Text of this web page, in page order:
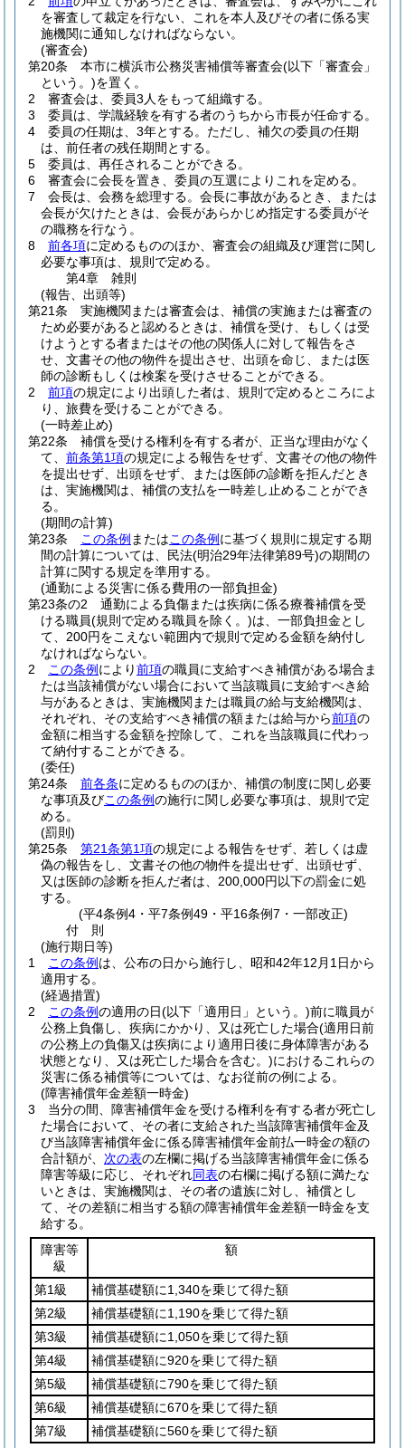
を審査して裁定を行ない、これを本人及びその者に係る実
施機関に通知しなければならない。
(審査会)
第20条
本市に横浜市公務災害補償等審査会(以下「審査会」
という。)を置く。
2
審査会は、委員3人をもって組織する。
3
委員は、学識経験を有する者のうちから市長が任命する。
4
委員の任期は、3年とする。 ただし、補欠の委員の任期
は、前任者の残任期間とする。
5
委員は、再任されることができる。
6
審査会に会長を置き、委員の互選によりこれを定める。
7
会長は、会務を総理する。 会長に事故があるとき、または
会長が欠けたときは、会長があらかじめ指定する委員がそ
の職務を行なう。
8
前各項に定めるもののほか、審査会の組織及び運営に関し
必要な事項は、規則で定める。
第4章
雑則
(報告、出頭等)
第21条
実施機関または審査会は、補償の実施または審査の
ため必要があると認めるときは、補償を受け、もしくは受
けようとする者またはその他の関係人に対して報告をさ
せ、文書その他の物件を提出させ、出頭を命じ、または医
師の診断もしくは検案を受けさせることができる。
2
前項の規定により出頭した者は、規則で定めるところによ
り、旅費を受けることができる。
(一時差止め)
第22条
補償を受ける権利を有する者が、正当な理由がなく
て、 前条第1項の規定による報告をせず、文書その他の物件
を提出せず、出頭をせず、または医師の診断を拒んだとき
は、実施機関は、補償の支払を一時差し止めることができ
る。
(期間の計算)
第23条
この条例 またはこの条例 に基づく規則に規定する期
間の計算については、民法(明治29年法律第89号)の期間の
計算に関する規定を準用する。
(通勤による災害に係る費用の一部負担金)
第23条の2
通勤による負傷または疾病に係る療養補償を受
ける職員(規則で定める職員を除く。)は、一部負担金とし
て、200円をこえない範囲内で規則で定める金額を納付し
なければならない。
2
この条例 により前項の職員に支給すべき補償がある場合ま
たは当該補償がない場合において当該職員に支給すべき給
与があるときは、実施機関または職員の給与支給機関は、
それぞれ、その支給すべき補償の額または給与から前項の
金額に相当する金額を控除して、これを当該職員に代わっ
て納付することができる。
(委任)
第24条
前各条に定めるもののほか、補償の制度に関し必要
な事項及びこの条例の施行に関し必要な事項は、規則で定
める。
(罰則)
第25条
第21条第1項の規定による報告をせず、若しくは虚
偽の報告をし、文書その他の物件を提出せず、出頭せず、
又は医師の診断を拒んだ者は、200,000円以下の罰金に処
する。
(平4条例4・平7条例49・平16条例7・一部改正)
付 則
(施行期日等)
1
この条例 は、公布の日から施行し、昭和42年12月1日から
適用する。
(経過措置)
2
この条例の適用の日(以下「適用日」という。)前に職員が
公務上負傷し、疾病にかかり、又は死亡した場合(適用日前
の公務上の負傷又は疾病により適用日後に身体障害がある
状態となり、又は死亡した場合を含む。)におけるこれらの
災害に係る補償等については、なお従前の例による。
(障害補償年金差額一時金)
3
当分の間、障害補償年金を受ける権利を有する者が死亡し
た場合において、その者に支給された当該障害補償年金及
び当該障害補償年金に係る障害補償年金前払一時金の額の
合計額が、 次の表の左欄に掲げる当該障害補償年金に係る
障害等級に応じ、それぞれ同表の右欄に掲げる額に満たな
いときは、実施機関は、その者の遺族に対し、補償とし
て、その差額に相当する額の障害補償年金差額一時金を支
給する。
障害等
級
額
第1級
補償基礎額に1,340を乗じて得た額
第2級
補償基礎額に1,190を乗じて得た額
第3級
補償基礎額に1,050を乗じて得た額
第4級
補償基礎額に920を乗じて得た額
第5級
補償基礎額に790を乗じて得た額
第6級
補償基礎額に670を乗じて得た額
第7級
補償基礎額に560を乗じて得た額